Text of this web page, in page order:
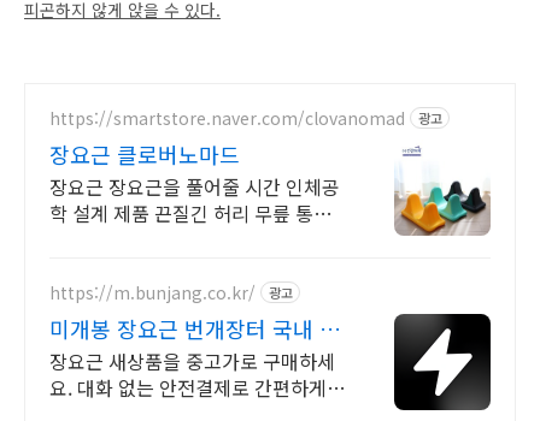
피곤하지 않게 앉을 수 있다.
https://smartstore.naver.com/clovanomad 광고
장요근 클로버노마드
장요근 장요근을 풀어줄 시간 인체공
학 설계 제품 끈질긴 허리 무릎 통증
https://m.bunjang.co.kr/ 광고
미개봉 장요근 번개장터 국내 최
대 브랜드 중고거래
장요근 새상품을 중고가로 구매하세
요. 대화 없는 안전결제로 간편하게!